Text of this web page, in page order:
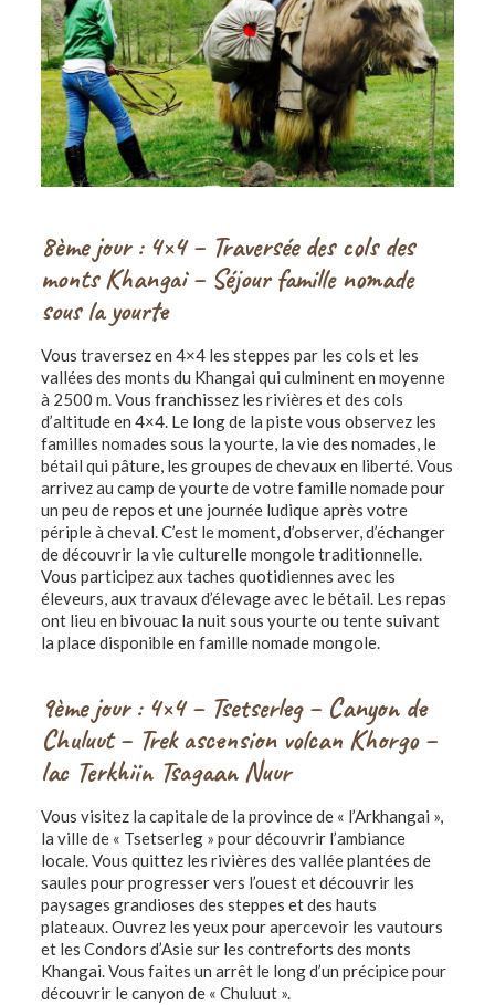
8ème jour : 4×4 – Traversée des cols des
monts Khangai – Séjour famille nomade
sous la yourte
Vous traversez en 4×4 les steppes par les cols et les
vallées des monts du Khangai qui culminent en moyenne
à 2500 m. Vous franchissez les rivières et des cols
d’altitude en 4×4. Le long de la piste vous observez les
familles nomades sous la yourte, la vie des nomades, le
bétail qui pâture, les groupes de chevaux en liberté. Vous
arrivez au camp de yourte de votre famille nomade pour
un peu de repos et une journée ludique après votre
périple à cheval. C’est le moment, d’observer, d’échanger
de découvrir la vie culturelle mongole traditionnelle.
Vous participez aux taches quotidiennes avec les
éleveurs, aux travaux d’élevage avec le bétail. Les repas
ont lieu en bivouac la nuit sous yourte ou tente suivant
la place disponible en famille nomade mongole.
9ème jour : 4×4 – Tsetserleg – Canyon de
Chuluut – Trek ascension volcan Khorgo –
lac Terkhiin Tsagaan Nuur
Vous visitez la capitale de la province de « l’Arkhangai »,
la ville de « Tsetserleg » pour découvrir l’ambiance
locale. Vous quittez les rivières des vallée plantées de
saules pour progresser vers l’ouest et découvrir les
paysages grandioses des steppes et des hauts
plateaux. Ouvrez les yeux pour apercevoir les vautours
et les Condors d’Asie sur les contreforts des monts
Khangai. Vous faites un arrêt le long d’un précipice pour
découvrir le canyon de « Chuluut ».